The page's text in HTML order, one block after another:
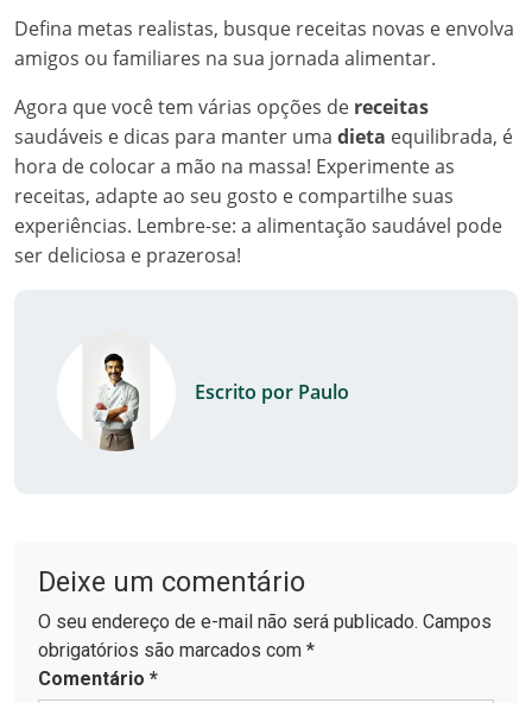
Defina metas realistas, busque receitas novas e envolva
amigos ou familiares na sua jornada alimentar.
Agora que você tem várias opções de receitas
saudáveis e dicas para manter uma dieta equilibrada, é
hora de colocar a mão na massa! Experimente as
receitas, adapte ao seu gosto e compartilhe suas
experiências. Lembre-se: a alimentação saudável pode
ser deliciosa e prazerosa!
Escrito por Paulo
Deixe um comentário
O seu endereço de e-mail não será publicado. Campos
obrigatórios são marcados com *
Comentário *